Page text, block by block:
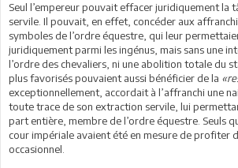
Seul l’empereur pouvait effacer juridiquement la
servile. Il pouvait, en effet, concéder aux
symboles de l’ordre équestre, qui leur
juridiquement parmi les ingénus, mais sans une
l’ordre des chevaliers, ni une abolition totale du
plus favorisés pouvaient aussi bénéficier de la
exceptionnellement, accordait à l’affranchi une
toute trace de son extraction servile, lui
part entière, membre de l’ordre équestre. Seuls
cour impériale avaient été en mesure de profiter
occasionnel.